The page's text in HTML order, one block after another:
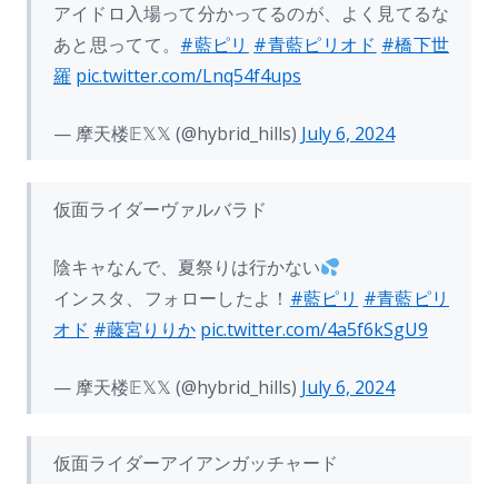
アイドロ入場って分かってるのが、よく見てるな
あと思ってて。 #藍ピリ #青藍ピリオド #橋下世
羅 pic.twitter.com/Lnq54f4ups
— 摩天楼𝔼𝕏𝕏 (@hybrid_hills) July 6, 2024
仮面ライダーヴァルバラド
陰キャなんで、夏祭りは行かない
インスタ、フォローしたよ！ #藍ピリ #青藍ピリ
オド #藤宮りりか pic.twitter.com/4a5f6kSgU9
— 摩天楼𝔼𝕏𝕏 (@hybrid_hills) July 6, 2024
仮面ライダーアイアンガッチャード